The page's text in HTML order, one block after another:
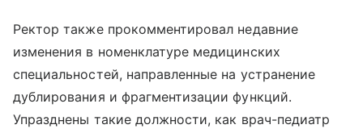
Ректор также прокомментировал недавние
изменения в номенклатуре медицинских
специальностей, направленные на устранение
дублирования и фрагментизации функций.
Упразднены такие должности, как врач-педиатр